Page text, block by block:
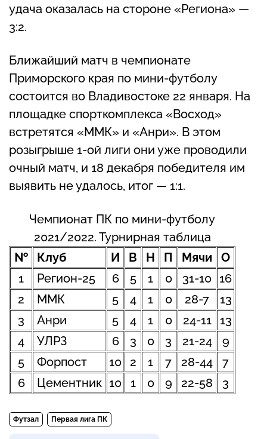
удача оказалась на стороне «Региона» —
3:2.
Ближайший матч в чемпионате
Приморского края по мини-футболу
состоится во Владивостоке 22 января. На
площадке спорткомплекса «Восход»
встретятся «ММК» и «Анри». В этом
розыгрыше 1-ой лиги они уже проводили
очный матч, и 18 декабря победителя им
выявить не удалось, итог — 1:1.
Чемпионат ПК по мини-футболу
2021/2022. Турнирная таблица
№
Клуб И В Н П Мячи
О
1
Регион-25 6 5 1 0 31-10 16
2
ММК 5 4 1 0 28-7
13
3
Анри 5 4 1 0 24-11
13
4
УЛРЗ 6 3 0 3 21-24
9
5
Форпост 10 2 1 7 28-44
7
6
Цементник 10 1 0 9 22-58 3
Футзал Первая лига ПК